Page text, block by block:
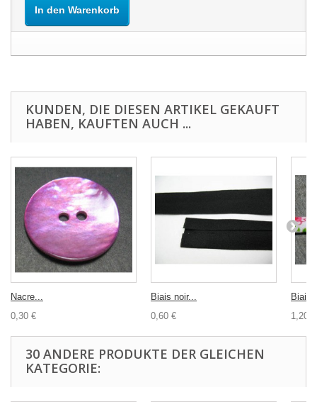
In den Warenkorb
KUNDEN, DIE DIESEN ARTIKEL GEKAUFT
HABEN, KAUFTEN AUCH ...
Nacre...
0,30 €
Biais noir...
0,60 €
1,20 €
30 ANDERE PRODUKTE DER GLEICHEN
KATEGORIE: